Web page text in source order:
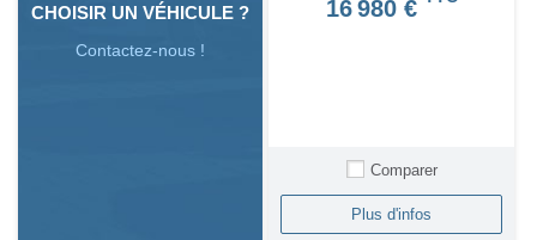
CHOISIR UN VÉHICULE ?
Contactez-nous !
16 980 €
Comparer
Plus d'infos